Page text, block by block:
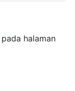
halaman